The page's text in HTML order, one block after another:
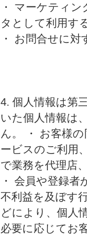
・ マーケティ
タとして利用す
・ お問合せに
4. 個人情報は第
いた個人情報は
ん。 ・ お客様
ービスのご利用
で業務を代理店
・ 会員や登録
不利益を及ぼす
どにより、個人
必要に応じてお